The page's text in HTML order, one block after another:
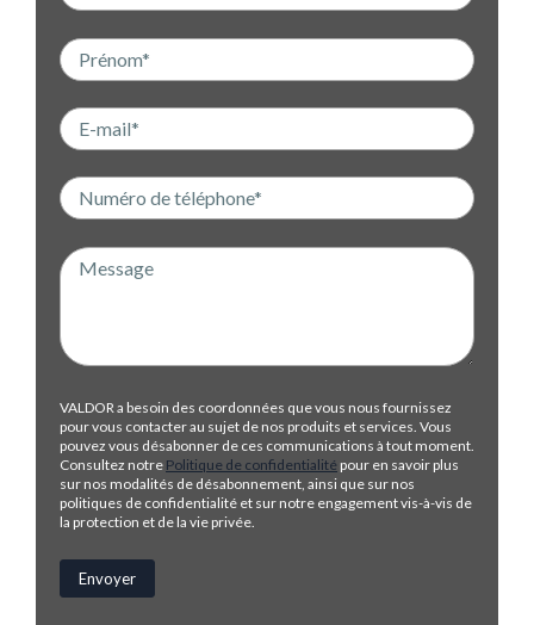
VALDOR a besoin des coordonnées que vous nous fournissez
pour vous contacter au sujet de nos produits et services. Vous
pouvez vous désabonner de ces communications à tout moment.
Consultez notre Politique de confidentialité pour en savoir plus
sur nos modalités de désabonnement, ainsi que sur nos
politiques de confidentialité et sur notre engagement vis-à-vis de
la protection et de la vie privée.